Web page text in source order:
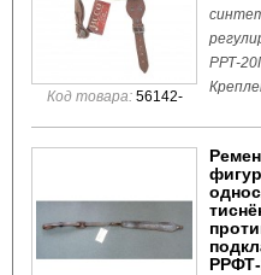
Код товара: 56142-
РРТ-